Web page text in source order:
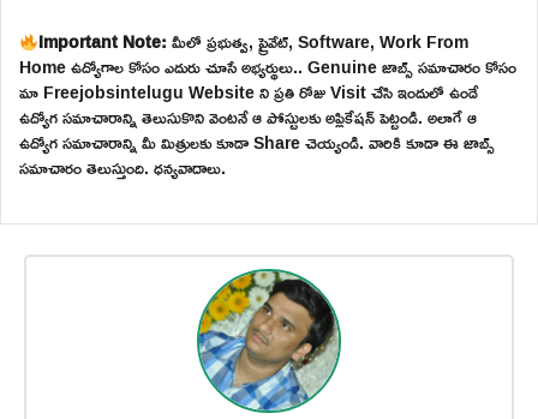
Important Note:మీలో ప్రభుత్వ, ప్రైవేట్, Software, Work From
Home ఉద్యోగాల కోసం ఎదురు చూసే అభ్యర్థులు.. Genuine జాబ్స్ సమాచారం కోసం
మా Freejobsintelugu Website ని ప్రతి రోజు Visit చేసి ఇందులో ఉండే
ఉద్యోగ సమాచారాన్ని తెలుసుకొని వెంటనే ఆ పోస్టులకు అప్లికేషన్ పెట్టండి. అలాగే ఆ
ఉద్యోగ సమాచారాన్ని మీ మిత్రులకు కూడా Share చెయ్యండి. వారికి కూడా ఈ జాబ్స్
సమాచారం తెలుస్తుంది. ధన్యవాదాలు.